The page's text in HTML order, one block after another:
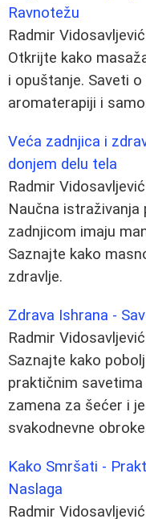
Ravnotežu
Radmir Vidosavljević
Otkrijte kako
i opuštanje. Saveti
aromaterapiji i
Veća zadnjica i
donjem delu tela
Radmir Vidosavljević
Naučna istraživanja
zadnjicom imaju
Saznajte kako
zdravlje.
Zdrava Ishrana -
Radmir Vidosavljević
Saznajte kako
praktičnim
zamena za šećer i
svakodnevne
Kako Smršati -
Naslaga
Radmir Vidosavljević